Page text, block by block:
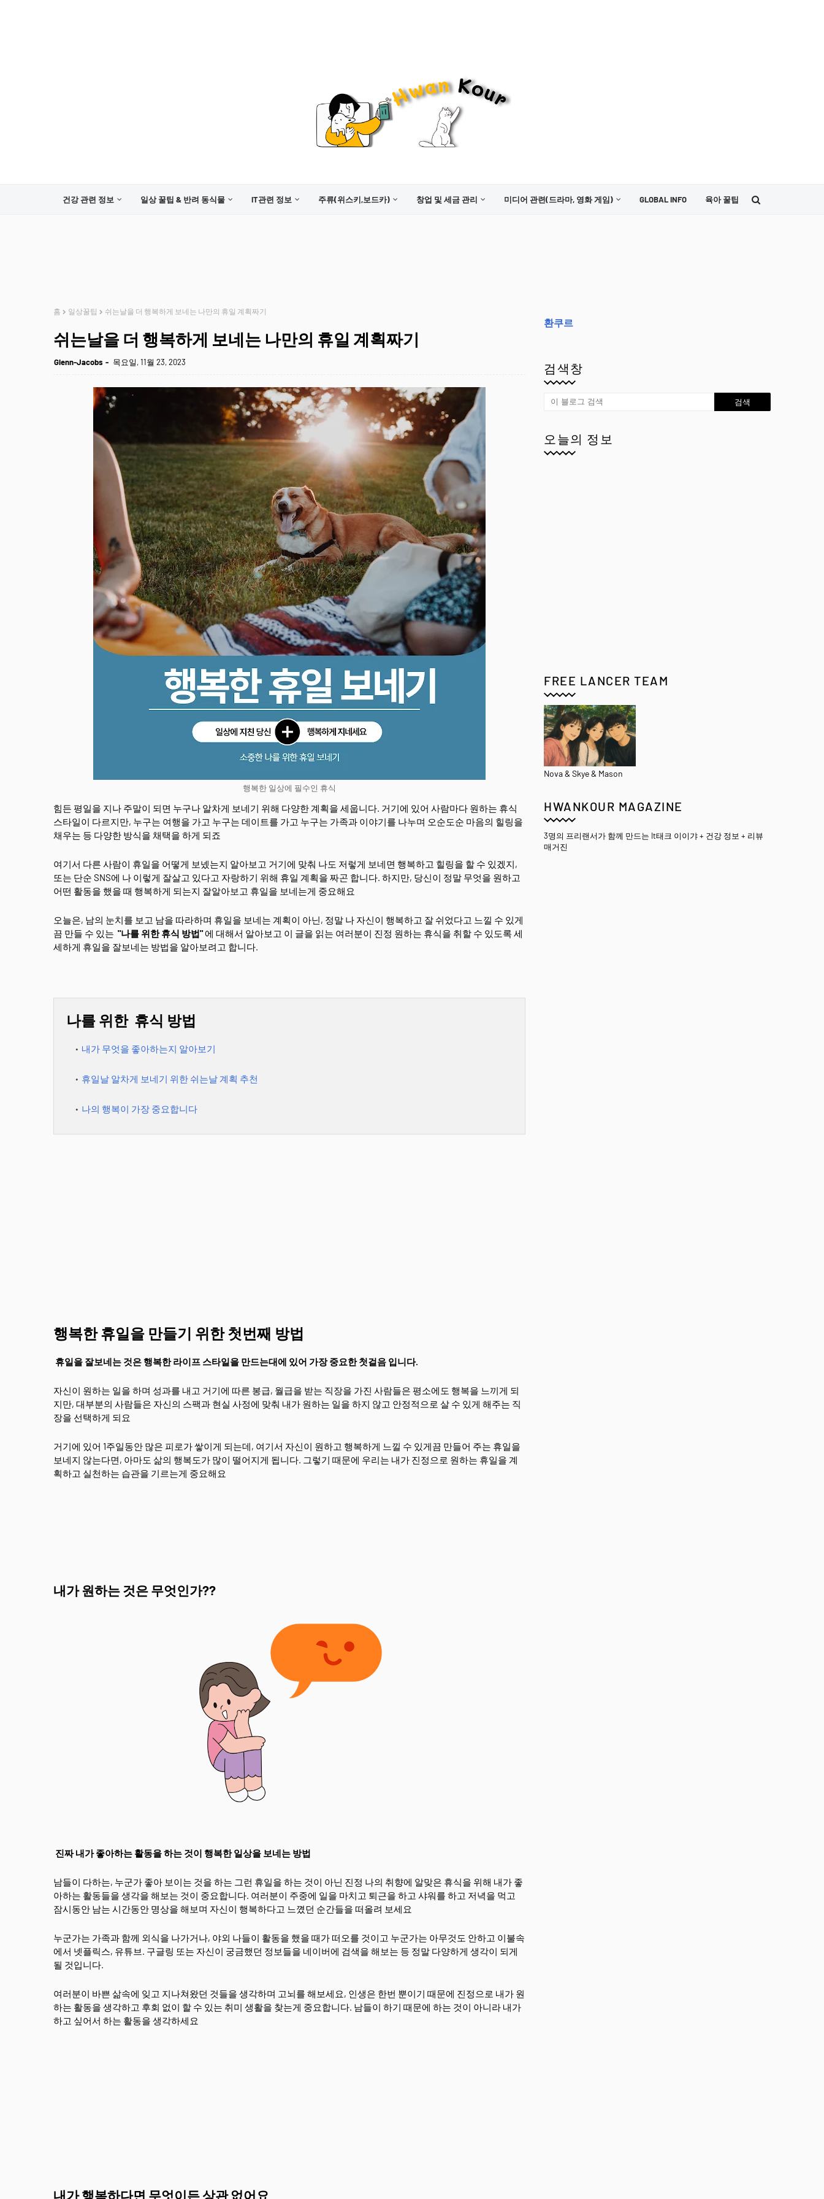
건강 관련 정보 일상 꿀팁 & 반려 동식물 IT관련 정보 주류(위스키,보드카) 창업 및 세금 관리 미디어 관련(드라마, 영화 게임) GLOBAL INFO 육아 꿀팁
홈 일상꿀팁 쉬는날을 더 행복하게 보네는 나만의 휴일 계획짜기
쉬는날을 더 행복하게 보네는 나만의 휴일 계획짜기
Glenn-Jacobs 목요일, 11월 23, 2023
행복한 일상에 필수인 휴식
힘든 평일을 지나 주말이 되면 누구나 알차게 보네기 위해 다양한 계획을 세웁니다. 거기에 있어 사람마다 원하는 휴식
스타일이 다르지만, 누구는 여행을 가고 누구는 데이트를 가고 누구는 가족과 이야기를 나누며 오순도순 마음의 힐링을
채우는 등 다양한 방식을 채택을 하게 되죠
여기서 다른 사람이 휴일을 어떻게 보넸는지 알아보고 거기에 맞춰 나도 저렇게 보네면 행복하고 힐링을 할 수 있겠지,
또는 단순 SNS에 나 이렇게 잘살고 있다고 자랑하기 위해 휴일 계획을 짜곤 합니다. 하지만, 당신이 정말 무엇을 원하고
어떤 활동을 했을 때 행복하게 되는지 잘알아보고 휴일을 보네는게 중요해요
오늘은, 남의 눈치를 보고 남을 따라하며 휴일을 보네는 계획이 아닌, 정말 나 자신이 행복하고 잘 쉬었다고 느낄 수 있게
끔 만들 수 있는 "나를 위한 휴식 방법"에 대해서 알아보고 이 글을 읽는 여러분이 진정 원하는 휴식을 취할 수 있도록 세
세하게 휴일을 잘보네는 방법을 알아보려고 합니다.
나를 위한 휴식 방법
내가 무엇을 좋아하는지 알아보기
휴일날 알차게 보네기 위한 쉬는날 계획 추천
나의 행복이 가장 중요합니다
행복한 휴일을 만들기 위한 첫번째 방법
휴일을 잘보네는 것은 행복한 라이프 스타일을 만드는대에 있어 가장 중요한 첫걸음 입니다.
자신이 원하는 일을 하며 성과를 내고 거기에 따른 봉급, 월급을 받는 직장을 가진 사람들은 평소에도 행복을 느끼게 되
지만, 대부분의 사람들은 자신의 스팩과 현실 사정에 맞춰 내가 원하는 일을 하지 않고 안정적으로 살 수 있게 해주는 직
장을 선택하게 되요
거기에 있어 1주일동안 많은 피로가 쌓이게 되는데, 여기서 자신이 원하고 행복하게 느낄 수 있게끔 만들어 주는 휴일을
보네지 않는다면, 아마도 삶의 행복도가 많이 떨어지게 됩니다. 그렇기 때문에 우리는 내가 진정으로 원하는 휴일을 계
획하고 실천하는 습관을 기르는게 중요해요
내가 원하는 것은 무엇인가??
진짜 내가 좋아하는 활동을 하는 것이 행복한 일상을 보네는 방법
남들이 다하는, 누군가 좋아 보이는 것을 하는 그런 휴일을 하는 것이 아닌 진정 나의 취향에 알맞은 휴식을 위해 내가 좋
아하는 활동들을 생각을 해보는 것이 중요합니다. 여러분이 주중에 일을 마치고 퇴근을 하고 샤워를 하고 저녁을 먹고
잠시동안 남는 시간동안 명상을 해보며 자신이 행복하다고 느꼈던 순간들을 떠올려 보세요
누군가는 가족과 함께 외식을 나가거나, 야외 나들이 활동을 했을 때가 떠오를 것이고 누군가는 아무것도 안하고 이불속
에서 넷플릭스, 유튜브. 구글링 또는 자신이 궁금했던 정보들을 네이버에 검색을 해보는 등 정말 다양하게 생각이 되게
될 것입니다.
여러분이 바쁜 삶속에 잊고 지나쳐왔던 것들을 생각하며 고뇌를 해보세요, 인생은 한번 뿐이기 때문에 진정으로 내가 원
하는 활동을 생각하고 후회 없이 할 수 있는 취미 생활을 찾는게 중요합니다. 남들이 하기 때문에 하는 것이 아니라 내가
하고 싶어서 하는 활동을 생각하세요
내가 행복하다면 무엇이든 상관 없어요
환쿠르
검색창
오늘의 정보
FREE LANCER TEAM
Nova & Skye & Mason
HWANKOUR MAGAZINE
3명의 프리랜서가 함께 만드는 It태크 이이갸 + 건강 정보 + 리뷰
매거진